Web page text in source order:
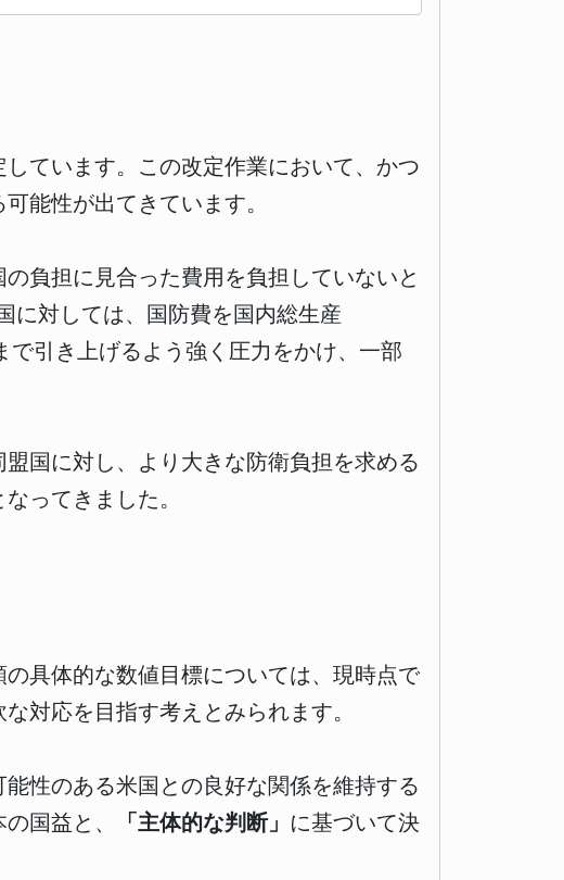
ています。この改定作業において、かつ
能性が出てきています。
負担に見合った費用を負担していないと
に対しては、国防費を国内総生産
で引き上げるよう強く圧力をかけ、一部
国に対し、より大きな防衛負担を求める
ってきました。
具体的な数値目標については、現時点で
対応を目指す考えとみられます。
性のある米国との良好な関係を維持する
国益と、
「主体的な判断」 に基づいて決